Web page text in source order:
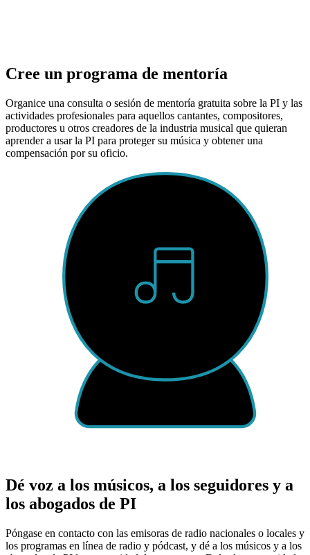
Cree un programa de mentoría
Organice una consulta o sesión de mentoría gratuita sobre la PI y las
actividades profesionales para aquellos cantantes, compositores,
productores u otros creadores de la industria musical que quieran
aprender a usar la PI para proteger su música y obtener una
compensación por su oficio.
Dé voz a los músicos, a los seguidores y a
los abogados de PI
Póngase en contacto con las emisoras de radio nacionales o locales y
los programas en línea de radio y pódcast, y dé a los músicos y a los